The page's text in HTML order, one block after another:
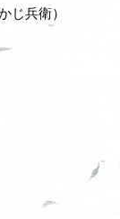
じ兵衛）